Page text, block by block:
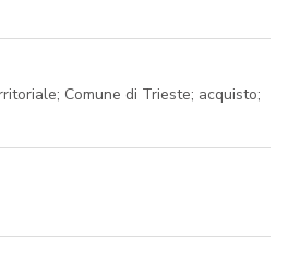
Comune di Trieste; acquisto;